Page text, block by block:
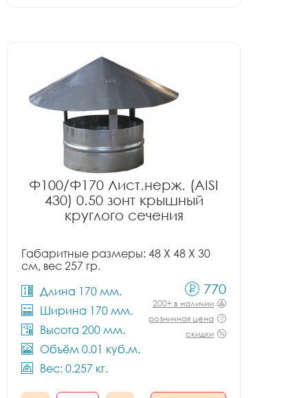
Ф100/Ф170 Лист.нерж. (AISI
430) 0.50 зонт крышный
круглого сечения
Габаритные размеры: 48 X 48 X 30
см, вес 257 гр.
Длина 170 мм.
Ширина 170 мм.
Высота 200 мм.
Объём 0.01 куб.м.
Вес: 0.257 кг.
770
200+ в наличии
розничная цена
скидки